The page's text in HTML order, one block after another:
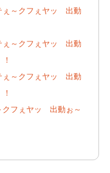
～クフぇヤッ 出動
～クフぇヤッ 出動
～クフぇヤッ 出動
フぇヤッ 出動ぉ～